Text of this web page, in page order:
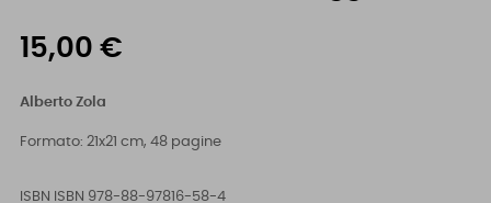
15,00 €
Alberto Zola
Formato: 21x21 cm, 48 pagine
ISBN ISBN 978-88-97816-58-4